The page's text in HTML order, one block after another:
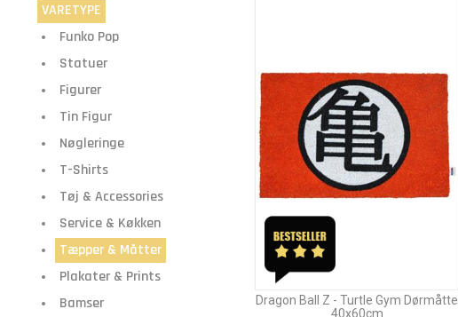
VARETYPE
Funko Pop
Statuer
Figurer
Tin Figur
Nøgleringe
T-Shirts
Tøj & Accessories
Service & Køkken
Tæpper & Måtter
Plakater & Prints
Bamser
Dragon Ball Z - Turtle Gym Dørmåtte
40x60cm